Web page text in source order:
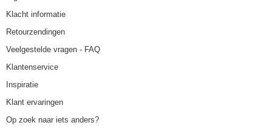
Klacht informatie
Retourzendingen
Veelgestelde vragen - FAQ
Klantenservice
Inspiratie
Klant ervaringen
Op zoek naar iets anders?